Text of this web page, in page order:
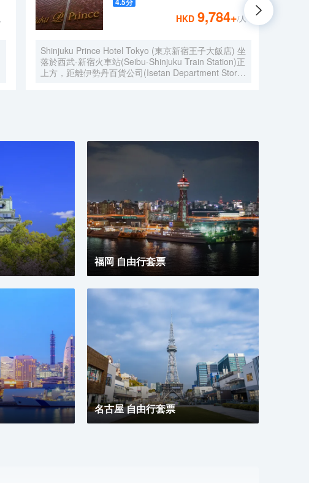
HKD 9,784+/人
Shinjuku Prince Hotel Tokyo (東京新宿王子大飯店) 坐
落於西武-新宿火車站(Seibu-Shinjuku Train Station)正
上方，距離伊勢丹百貨公司(Isetan Department Store)
滿足您住宿期間的一切需求。為了給你帶來更多便利，
酒店還設有24小時前台，可提供安排按摩服務和行李
寄存等服務。值得一提的是，酒店25樓設有一間享有
城市全景的日本餐廳，供應創意日本料理並設有酒吧，
定能給您帶來來自視覺和味蕾的雙重感官享受。 憑着
優越的位置、完善的設施以及無微不至的專業化服務，
東京新宿王子大飯店為每一位下榻於此的賓客帶來非一
般的高品質體驗。入住於此，您的旅途也將多一份温
暖、多一份感動。
福岡 自由行套票
名古屋 自由行套票